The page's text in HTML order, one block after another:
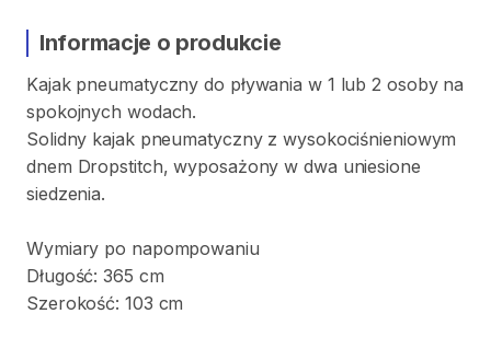
Informacje o produkcie
Kajak pneumatyczny do pływania w 1 lub 2 osoby na
spokojnych wodach.
Solidny kajak pneumatyczny z wysokociśnieniowym
dnem Dropstitch​,​ wyposażony w dwa uniesione
siedzenia.
Wymiary po napompowaniu
Długość: 365 cm
Szerokość: 103 cm